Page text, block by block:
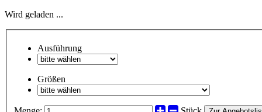
Wird geladen ...
Ausführung
Größen